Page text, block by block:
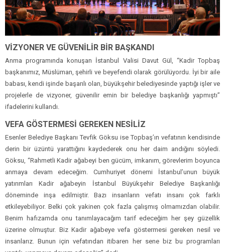
VİZYONER VE GÜVENİLİR BİR BAŞKANDI
Anma programında konuşan İstanbul Valisi Davut Gül, “Kadir Topbaş
başkanımız, Müslüman, şehirli ve beyefendi olarak görülüyordu. İyi bir aile
babası, kendi işinde başarılı olan, büyükşehir belediyesinde yaptığı işler ve
projelerle de vizyoner, güvenilir emin bir belediye başkanlığı yapmıştı”
ifadelerini kullandı.
VEFA GÖSTERMESİ GEREKEN NESİLİZ
Esenler Belediye Başkanı Tevfik Göksu ise Topbaş’ın vefatının kendisinde
derin bir üzüntü yarattığını kaydederek onu her daim andığını söyledi.
Göksu, “Rahmetli Kadir ağabeyi ben gücüm, imkanım, görevlerim boyunca
anmaya devam edeceğim. Cumhuriyet dönemi İstanbul’unun büyük
yatırımları Kadir ağabeyin İstanbul Büyükşehir Belediye Başkanlığı
döneminde inşa edilmiştir. Bazı insanların vefatı insanı çok farklı
etkileyebiliyor. Belki çok yakinen çok fazla çalışmış olmamızdan olabilir.
Benim hafızamda onu tanımlayacağım tarif edeceğim her şey güzellik
üzerine olmuştur. Biz Kadir ağabeye vefa göstermesi gereken nesil ve
insanlarız. Bunun için vefatından itibaren her sene biz bu programları